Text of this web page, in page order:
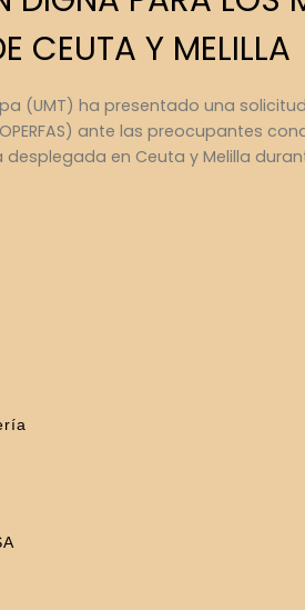
CEUTA Y MELILLA
(UMT) ha presentado una
ante las preocupantes
desplegada en Ceuta y Melilla